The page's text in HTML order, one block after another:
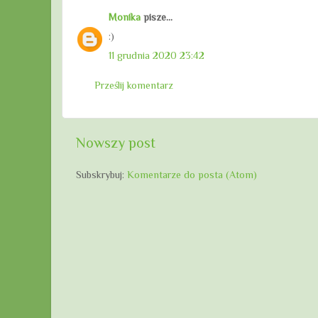
Monika pisze...
:)
11 grudnia 2020 23:42
Prześlij komentarz
Nowszy post
Subskrybuj: Komentarze do posta (Atom)